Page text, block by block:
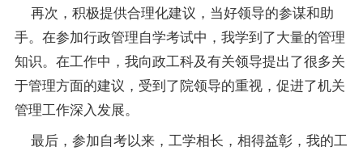
再次，积极提供合理化建议，当好领导的参谋和助
手。在参加行政管理自学考试中，我学到了大量的管理
知识。在工作中，我向政工科及有关领导提出了很多关
于管理方面的建议，受到了院领导的重视，促进了机关
管理工作深入发展。
最后，参加自考以来，工学相长，相得益彰，我的工